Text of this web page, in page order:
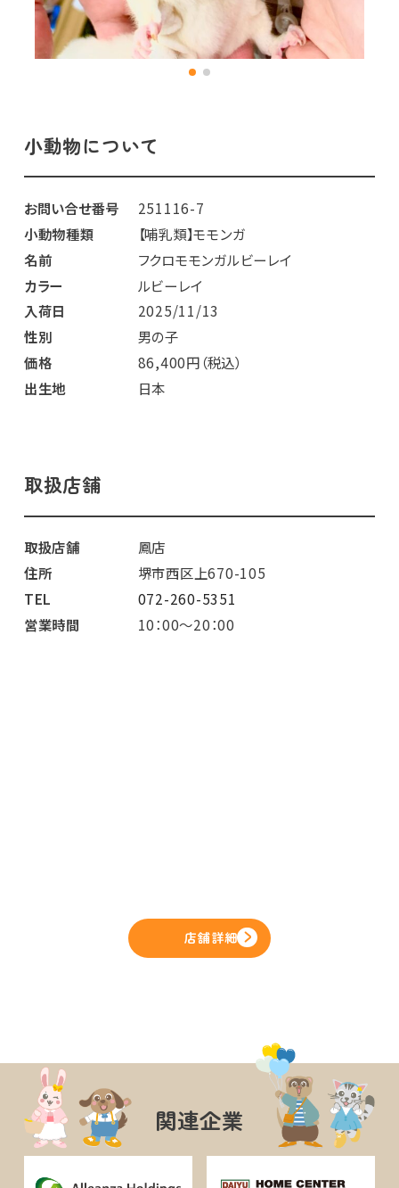
小動物について
お問い合せ番号
251116-7
小動物種類
【哺乳類】モモンガ
名前
フクロモモンガルビーレイ
カラー
ルビーレイ
入荷日
2025/11/13
性別
男の子
価格
86,400円（税込）
出生地
日本
取扱店舗
取扱店舗
鳳店
住所
堺市西区上670-105
TEL
072-260-5351
営業時間
10：00～20：00
店舗詳細
関連企業